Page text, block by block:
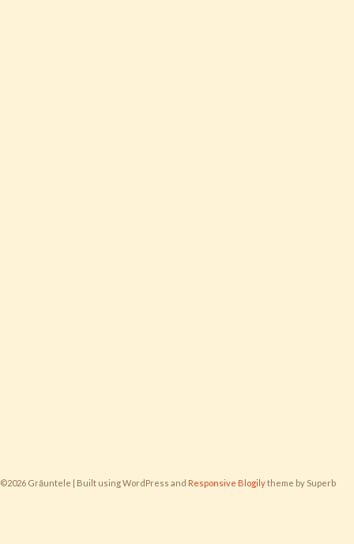
©2026 Grăuntele | Built using WordPress and Responsive Blogilytheme by Superb